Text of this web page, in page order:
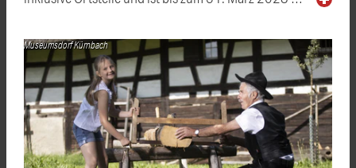
Museumsdorf Kürnbach